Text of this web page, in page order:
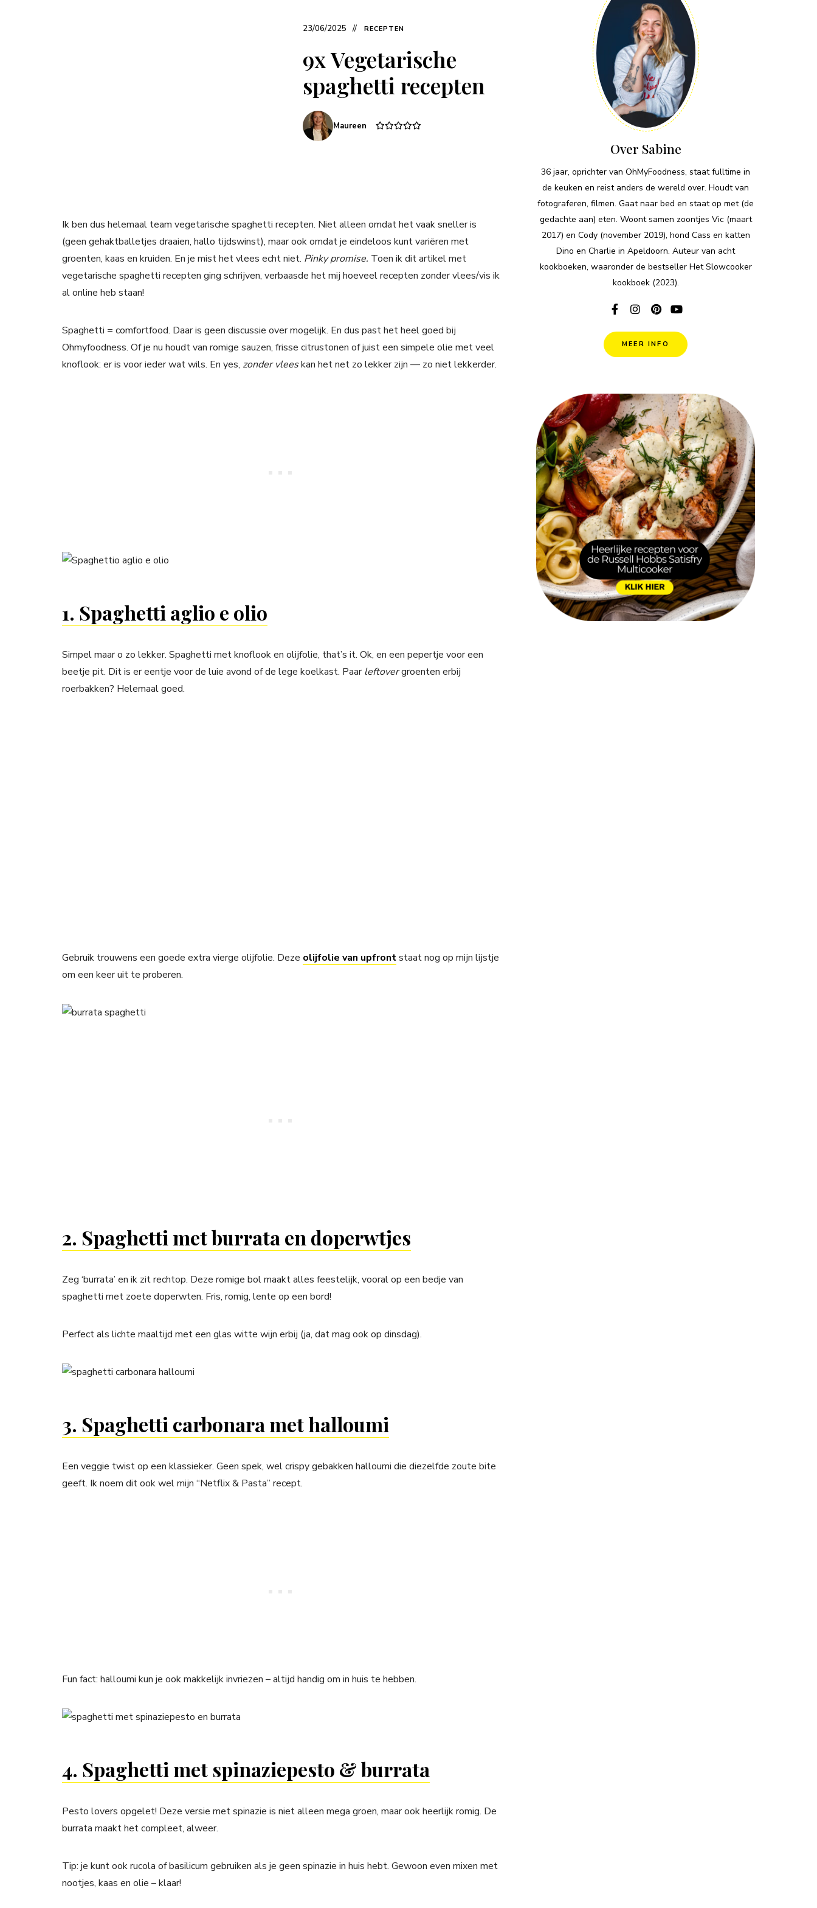
23/06/2025 RECEPTEN
9x Vegetarische
spaghetti recepten
Maureen
Ik ben dus helemaal team vegetarische spaghetti recepten. Niet alleen omdat het vaak sneller is
(geen gehaktballetjes draaien, hallo tijdswinst), maar ook omdat je eindeloos kunt variëren met
groenten, kaas en kruiden. En je mist het vlees echt niet. Pinky promise. Toen ik dit artikel met
vegetarische spaghetti recepten ging schrijven, verbaasde het mij hoeveel recepten zonder vlees/vis ik
al online heb staan!
Spaghetti = comfortfood. Daar is geen discussie over mogelijk. En dus past het heel goed bij
Ohmyfoodness. Of je nu houdt van romige sauzen, frisse citrustonen of juist een simpele olie met veel
knoflook: er is voor ieder wat wils. En yes, zonder vleeskan het net zo lekker zijn — zo niet lekkerder.
1. Spaghetti aglio e olio
Simpel maar o zo lekker. Spaghetti met knoflook en olijfolie, that’s it. Ok, en een pepertje voor een
beetje pit. Dit is er eentje voor de luie avond of de lege koelkast. Paarleftovergroenten erbij
roerbakken? Helemaal goed.
Gebruik trouwens een goede extra vierge olijfolie. Deze olijfolie van upfrontstaat nog op mijn lijstje
om een keer uit te proberen.
2. Spaghetti met burrata en doperwtjes
Zeg ‘burrata’ en ik zit rechtop. Deze romige bol maakt alles feestelijk, vooral op een bedje van
spaghetti met zoete doperwten. Fris, romig, lente op een bord!
Perfect als lichte maaltijd met een glas witte wijn erbij (ja, dat mag ook op dinsdag).
3. Spaghetti carbonara met halloumi
Een veggie twist op een klassieker. Geen spek, wel crispy gebakken halloumi die diezelfde zoute bite
geeft. Ik noem dit ook wel mijn “Netflix & Pasta” recept.
Fun fact: halloumi kun je ook makkelijk invriezen – altijd handig om in huis te hebben.
4. Spaghetti met spinaziepesto & burrata
Pesto lovers opgelet! Deze versie met spinazie is niet alleen mega groen, maar ook heerlijk romig. De
burrata maakt het compleet, alweer.
Tip: je kunt ook rucola of basilicum gebruiken als je geen spinazie in huis hebt. Gewoon even mixen met
nootjes, kaas en olie – klaar!
Over Sabine
36 jaar, oprichter van OhMyFoodness, staat fulltime in
de keuken en reist anders de wereld over. Houdt van
fotograferen, filmen. Gaat naar bed en staat op met (de
gedachte aan) eten. Woont samen zoontjes Vic (maart
2017) en Cody (november 2019), hond Cass en katten
Dino en Charlie in Apeldoorn. Auteur van acht
kookboeken, waaronder de bestseller Het Slowcooker
kookboek (2023).
MEER INFO